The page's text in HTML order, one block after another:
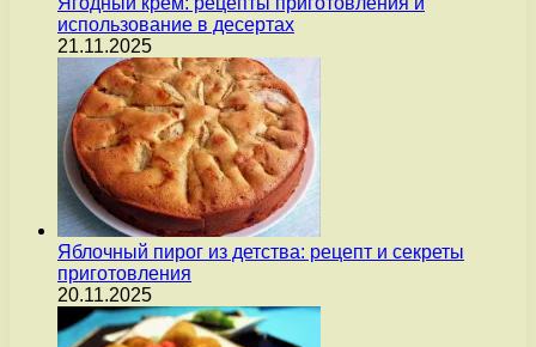
использование в десертах
21.11.2025
Яблочный пирог из детства: рецепт и секреты
приготовления
20.11.2025